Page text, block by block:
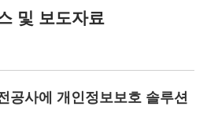
및 보도자료
공사에 개인정보보호 솔루션